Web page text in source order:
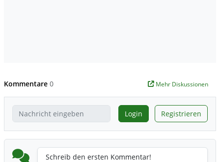
Kommentare 0 Mehr Diskussionen
Login Registrieren
Schreib den ersten Kommentar!